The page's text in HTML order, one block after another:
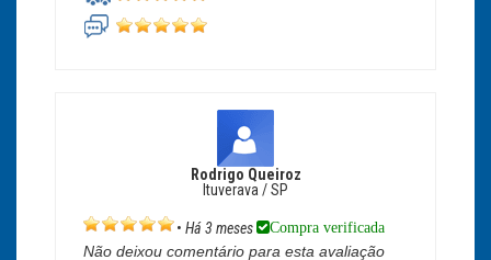
Rodrigo Queiroz
Ituverava / SP
• Há 3 meses Compra verificada
Não deixou comentário para esta avaliação